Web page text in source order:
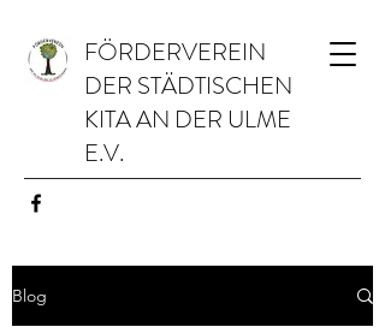
FÖRDERVEREIN
DER STÄDTISCHEN
KITA AN DER ULME
E.V.
Blog